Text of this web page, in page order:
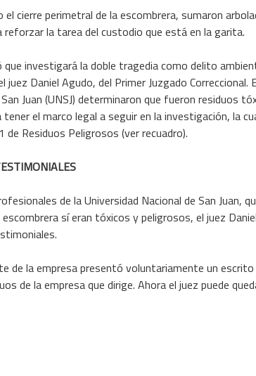
el cierre perimetral de la escombrera, sumaron
reforzar la tarea del custodio que está en la garita.
que investigará la doble tragedia como delito
juez Daniel Agudo, del Primer Juzgado
Juan (UNSJ) determinaron que fueron residuos
el marco legal a seguir en la investigación, la
Residuos Peligrosos (ver recuadro).
de la Universidad Nacional de San Juan,
sí eran tóxicos y peligrosos, el juez
de la empresa presentó voluntariamente un
de la empresa que dirige. Ahora el juez puede